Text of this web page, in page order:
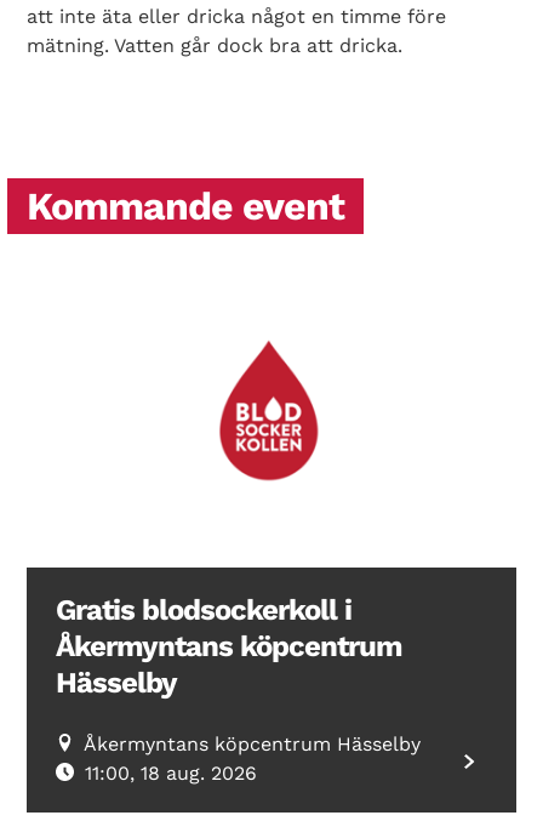
Search Diabetes Wellness Sverige
att inte äta eller dricka något en timme före
mätning. Vatten går dock bra att dricka.
Kommande event
Gratis blodsockerkoll i
Åkermyntans köpcentrum
Hässelby
Åkermyntans köpcentrum Hässelby
11:00, 18 aug. 2026